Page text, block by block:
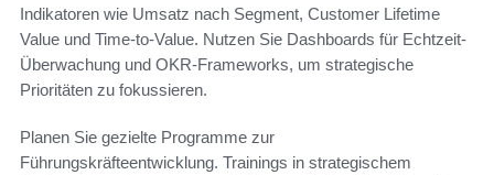
Indikatoren wie Umsatz nach Segment, Customer Lifetime
Value und Time-to-Value. Nutzen Sie Dashboards für Echtzeit-
Überwachung und OKR-Frameworks, um strategische
Prioritäten zu fokussieren.
Planen Sie gezielte Programme zur
Führungskräfteentwicklung. Trainings in strategischem